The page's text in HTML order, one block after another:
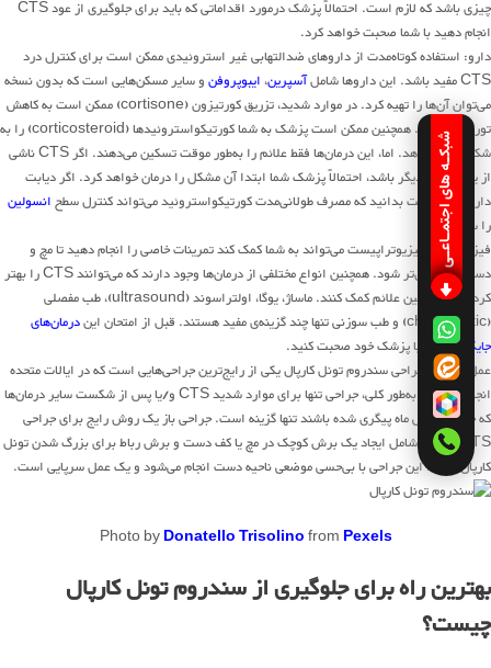
چیزی باشد که لازم است. احتمالاً پزشک درمورد اقداماتی که باید برای جلوگیری از عود CTS
انجام دهید با شما صحبت خواهد کرد.
دارو: استفاده کوتاه‌مدت از داروهای ضدالتهابی غیر استروئیدی ممکن است برای کنترل درد
CTS مفید باشد. این داروها شامل
آسپرین،ایبوپروفنو سایر مسکن‌هایی است که بدون نسخه
می‌توان آن‌ها را تهیه کرد. در موارد شدید، تزریق کورتیزون (cortisone) ممکن است به کاهش
تورم کمک کند. همچنین ممکن است پزشک به شما کورتیکواستروئیدها (corticosteroid) را به
شکل قرص بدهد. اما، این درمان‌ها فقط علائم را به‌طور موقت تسکین می‌دهند. اگر CTS ناشی
از یک مشکل دیگر باشد، احتمالاً پزشک شما ابتدا آن مشکل را درمان خواهد کرد. اگر دیابت
دارید، مهم است بدانید که مصرف طولانی‌مدت کورتیکواستروئید می‌تواند کنترل سطحانسولین
را سخت کند.
فیزیوتراپی: فیزیوتراپیست می‌تواند به شما کمک کند تمرینات خاصی را انجام دهید تا مچ و
دست شما قوی‌تر شود. همچنین انواع مختلفی از درمان‌ها وجود دارند که می‌توانند CTS را بهتر
کرده و به تسکین علائم کمک کنند. ماساژ، یوگا، اولتراسوند (ultrasound)، طب مفصلی
(chiropractic) و طب سوزنی تنها چند گزینه‌ی مفید هستند. قبل از امتحان این
درمان‌های
جایگزین، باید با پزشک خود صحبت کنید.
عمل جراحی: جراحی سندروم تونل کارپال یکی از رایج‌ترین جراحی‌هایی است که در ایالات متحده
انجام می‌شود. به‌طور کلی، جراحی تنها برای موارد شدید CTS و/یا پس از شکست سایر درمان‌ها
که حداقل شش ماه پیگری شده باشند تنها گزینه است. جراحی باز یک روش رایج برای جراحی
CTS است و شامل ایجاد یک برش کوچک در مچ یا کف دست و برش رباط برای بزرگ شدن تونل
کارپال است. این جراحی با بی‌حسی موضعی ناحیه دست انجام می‌شود و یک عمل سرپایی است.
Photo byDonatello Trisolinofrom Pexels
بهترین راه برای جلوگیری از سندروم تونل کارپال
چیست؟
شبکـه های اجتمـاعـی